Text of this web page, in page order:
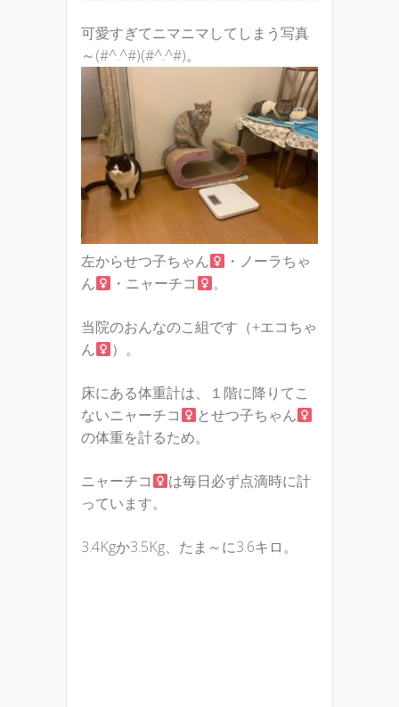
可愛すぎてニマニマしてしまう写真
～(#^.^#)(#^.^#)。
左からせつ子ちゃん
・ノーラちゃ
ん
・ニャーチコ 。
当院のおんなのこ組です（+エコちゃ
ん
）。
床にある体重計は、１階に降りてこ
ないニャーチコ
とせつ子ちゃん
の体重を計るため。
ニャーチコ
は毎日必ず点滴時に計
っています。
3.4Kgか3.5Kg、たま～に3.6キロ。